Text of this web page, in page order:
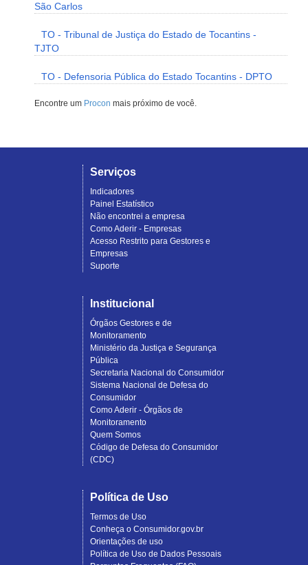
São Carlos
TO - Tribunal de Justiça do Estado de Tocantins -
TJTO
TO - Defensoria Pública do Estado Tocantins - DPTO
Encontre um Procon mais próximo de você.
Serviços
Indicadores
Painel Estatístico
Não encontrei a empresa
Como Aderir - Empresas
Acesso Restrito para Gestores e
Empresas
Suporte
Institucional
Órgãos Gestores e de
Monitoramento
Ministério da Justiça e Segurança
Pública
Secretaria Nacional do Consumidor
Sistema Nacional de Defesa do
Consumidor
Como Aderir - Órgãos de
Monitoramento
Quem Somos
Código de Defesa do Consumidor
(CDC)
Política de Uso
Termos de Uso
Conheça o Consumidor.gov.br
Orientações de uso
Política de Uso de Dados Pessoais